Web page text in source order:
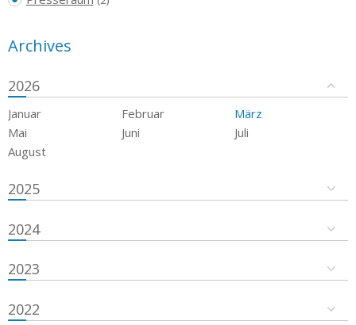
Archives
2026
Januar Februar
März
Mai
Juni
Juli
August
2025
2024
2023
2022